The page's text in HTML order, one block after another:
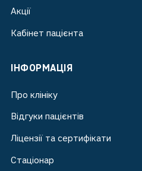
Акції
Кабінет пацієнта
ІНФОРМАЦІЯ
Про клініку
Відгуки пацієнтів
Ліцензії та сертифікати
Стаціонар